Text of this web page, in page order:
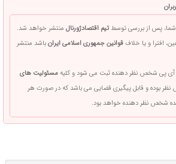
پس از بررسی توسطتیم اقتصادژورنالمنتشر خواهد شد.
افترا و یا خلافقوانین جمهوری اسلامی ایرانباشد منتشر
آی پی شخص نظر دهنده ثبت می شود و کلیهمسئولیت های
بوده و قابل پیگیری قضایی می باشد که در صورت هر
شخص نظر دهنده خواهد بود.